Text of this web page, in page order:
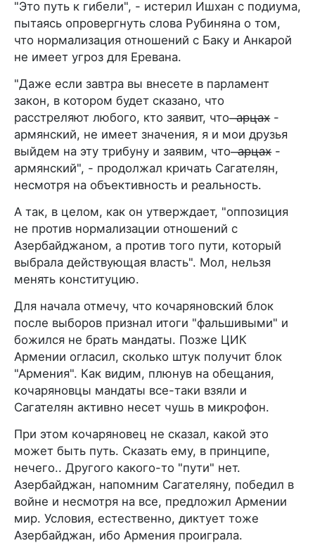
"Это путь к гибели", - истерил Ишхан с подиума,
пытаясь опровергнуть слова Рубиняна о том,
что нормализация отношений с Баку и Анкарой
не имеет угроз для Еревана.
"Даже если завтра вы внесете в парламент
закон, в котором будет сказано, что
расстреляют любого, кто заявит, что ̶а̶р̶ц̶а̶х̶ -
армянский, не имеет значения, я и мои друзья
выйдем на эту трибуну и заявим, что ̶а̶р̶ц̶а̶х̶ -
армянский", - продолжал кричать Сагателян,
несмотря на объективность и реальность.
А так, в целом, как он утверждает, "оппозиция
не против нормализации отношений с
Азербайджаном, а против того пути, который
выбрала действующая власть". Мол, нельзя
менять конституцию.
Для начала отмечу, что кочаряновский блок
после выборов признал итоги "фальшивыми" и
божился не брать мандаты. Позже ЦИК
Армении огласил, сколько штук получит блок
"Армения". Как видим, плюнув на обещания,
кочаряновцы мандаты все-таки взяли и
Сагателян активно несет чушь в микрофон.
При этом кочаряновец не сказал, какой это
может быть путь. Сказать ему, в принципе,
нечего.. Другого какого-то "пути" нет.
Азербайджан, напомним Сагателяну, победил в
войне и несмотря на все, предложил Армении
мир. Условия, естественно, диктует тоже
Азербайджан, ибо Армения проиграла.